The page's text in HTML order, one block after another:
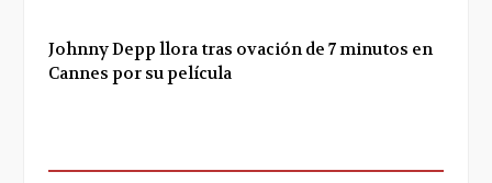
Johnny Depp llora tras ovación de 7 minutos en
Cannes por su película